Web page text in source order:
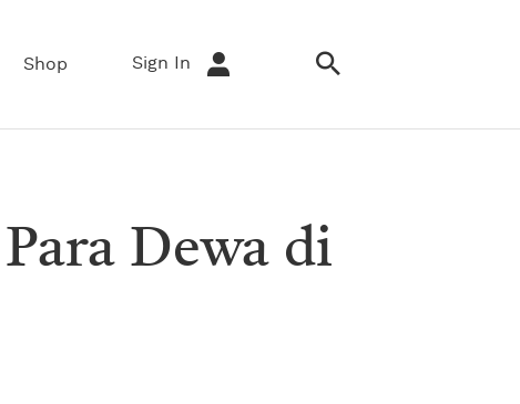
Shop Sign In
Dewa di